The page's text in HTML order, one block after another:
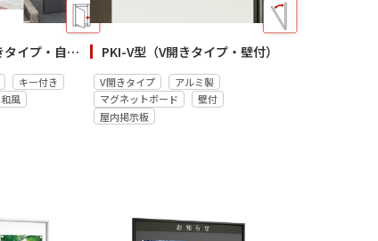
PKA-C型（横開きタイプ・自立）
キー付き
和風
PKI-V型（V開きタイプ・壁付）
V開きタイプ
アルミ製
マグネットボード
壁付
屋内掲示板